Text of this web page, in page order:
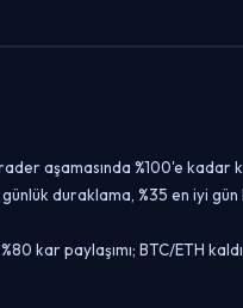
aşamasında %100'e kadar
duraklama, %35 en iyi
kar paylaşımı; BTC/ETH